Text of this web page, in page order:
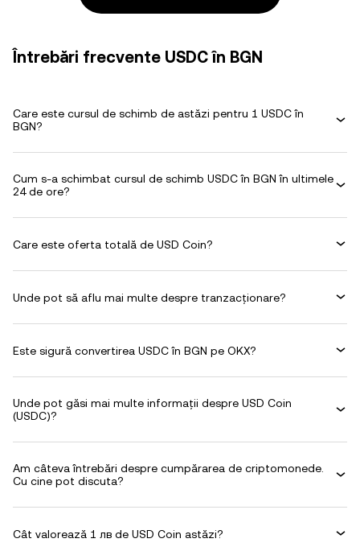
Întrebări frecvente USDC în BGN
Care este cursul de schimb de astăzi pentru 1 USDC în
BGN?
Cum s-a schimbat cursul de schimb USDC în BGN în ultimele
24 de ore?
Care este oferta totală de USD Coin?
Unde pot să aflu mai multe despre tranzacționare?
Este sigură convertirea USDC în BGN pe OKX?
Unde pot găsi mai multe informații despre USD Coin
(USDC)?
Am câteva întrebări despre cumpărarea de criptomonede.
Cu cine pot discuta?
Cât valorează 1 лв de USD Coin astăzi?